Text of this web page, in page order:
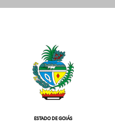
ESTADO DE GOIÁS